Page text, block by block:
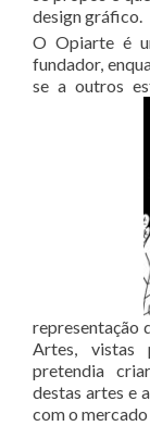
design gráfico.
O Opiarte é
fundador,
se a outros
representação
Artes, vistas
pretendia
destas artes e
com o